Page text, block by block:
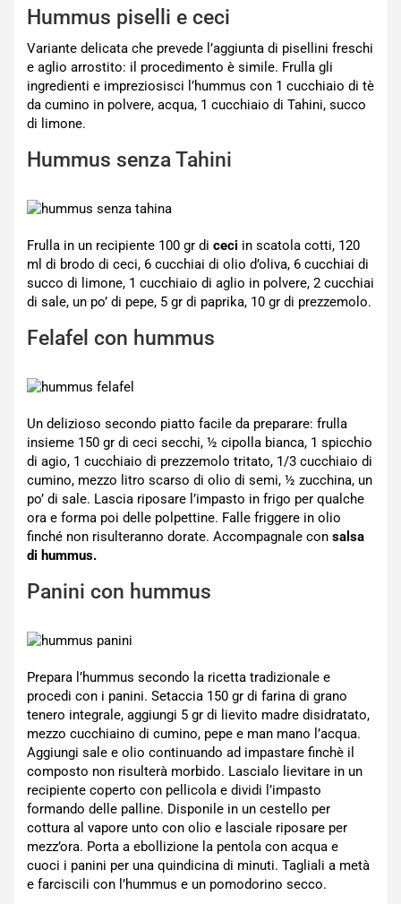
Hummus piselli e ceci
Variante delicata che prevede l’aggiunta di pisellini freschi
e aglio arrostito: il procedimento è simile. Frulla gli
ingredienti e impreziosisci l’hummus con 1 cucchiaio di tè
da cumino in polvere, acqua, 1 cucchiaio di Tahini, succo
di limone.
Hummus senza Tahini
Frulla in un recipiente 100 gr di ceci in scatola cotti, 120
ml di brodo di ceci, 6 cucchiai di olio d’oliva, 6 cucchiai di
succo di limone, 1 cucchiaio di aglio in polvere, 2 cucchiai
di sale, un po’ di pepe, 5 gr di paprika, 10 gr di prezzemolo.
Felafel con hummus
Un delizioso secondo piatto facile da preparare: frulla
insieme 150 gr di ceci secchi, ½ cipolla bianca, 1 spicchio
di agio, 1 cucchiaio di prezzemolo tritato, 1/3 cucchiaio di
cumino, mezzo litro scarso di olio di semi, ½ zucchina, un
po’ di sale. Lascia riposare l’impasto in frigo per qualche
ora e forma poi delle polpettine. Falle friggere in olio
finché non risulteranno dorate. Accompagnale con salsa
di hummus.
Panini con hummus
Prepara l’hummus secondo la ricetta tradizionale e
procedi con i panini. Setaccia 150 gr di farina di grano
tenero integrale, aggiungi 5 gr di lievito madre disidratato,
mezzo cucchiaino di cumino, pepe e man mano l’acqua.
Aggiungi sale e olio continuando ad impastare finchè il
composto non risulterà morbido. Lascialo lievitare in un
recipiente coperto con pellicola e dividi l’impasto
formando delle palline. Disponile in un cestello per
cottura al vapore unto con olio e lasciale riposare per
mezz’ora. Porta a ebollizione la pentola con acqua e
cuoci i panini per una quindicina di minuti. Tagliali a metà
e farciscili con l’hummus e un pomodorino secco.